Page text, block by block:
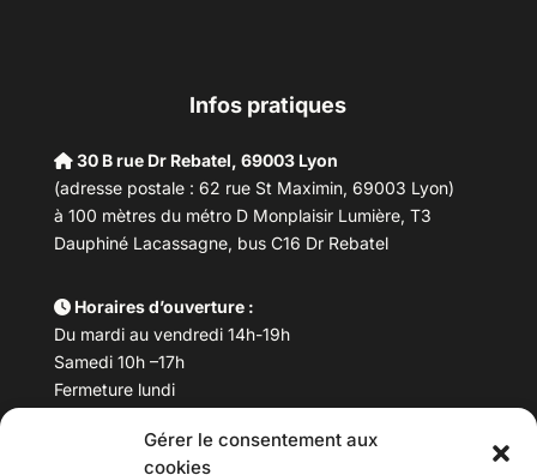
Gérer le consentement aux
cookies
Infos pratiques
30 B rue Dr Rebatel, 69003 Lyon
(adresse postale : 62 rue St Maximin, 69003 Lyon)
à 100 mètres du métro D Monplaisir Lumière, T3
Dauphiné Lacassagne, bus C16 Dr Rebatel
Horaires d’ouverture :
Du mardi au vendredi 14h-19h
Samedi 10h –17h
Fermeture lundi
Téléphone : 04 78 53 06 40